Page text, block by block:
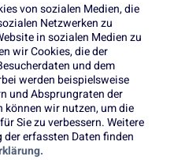
von sozialen Medien, die
Netzwerken zu
in sozialen Medien zu
wir Cookies, die der
und dem
werden beispielsweise
und Absprungraten der
können wir nutzen, um die
Sie zu verbessern. Weitere
erfassten Daten finden
für das